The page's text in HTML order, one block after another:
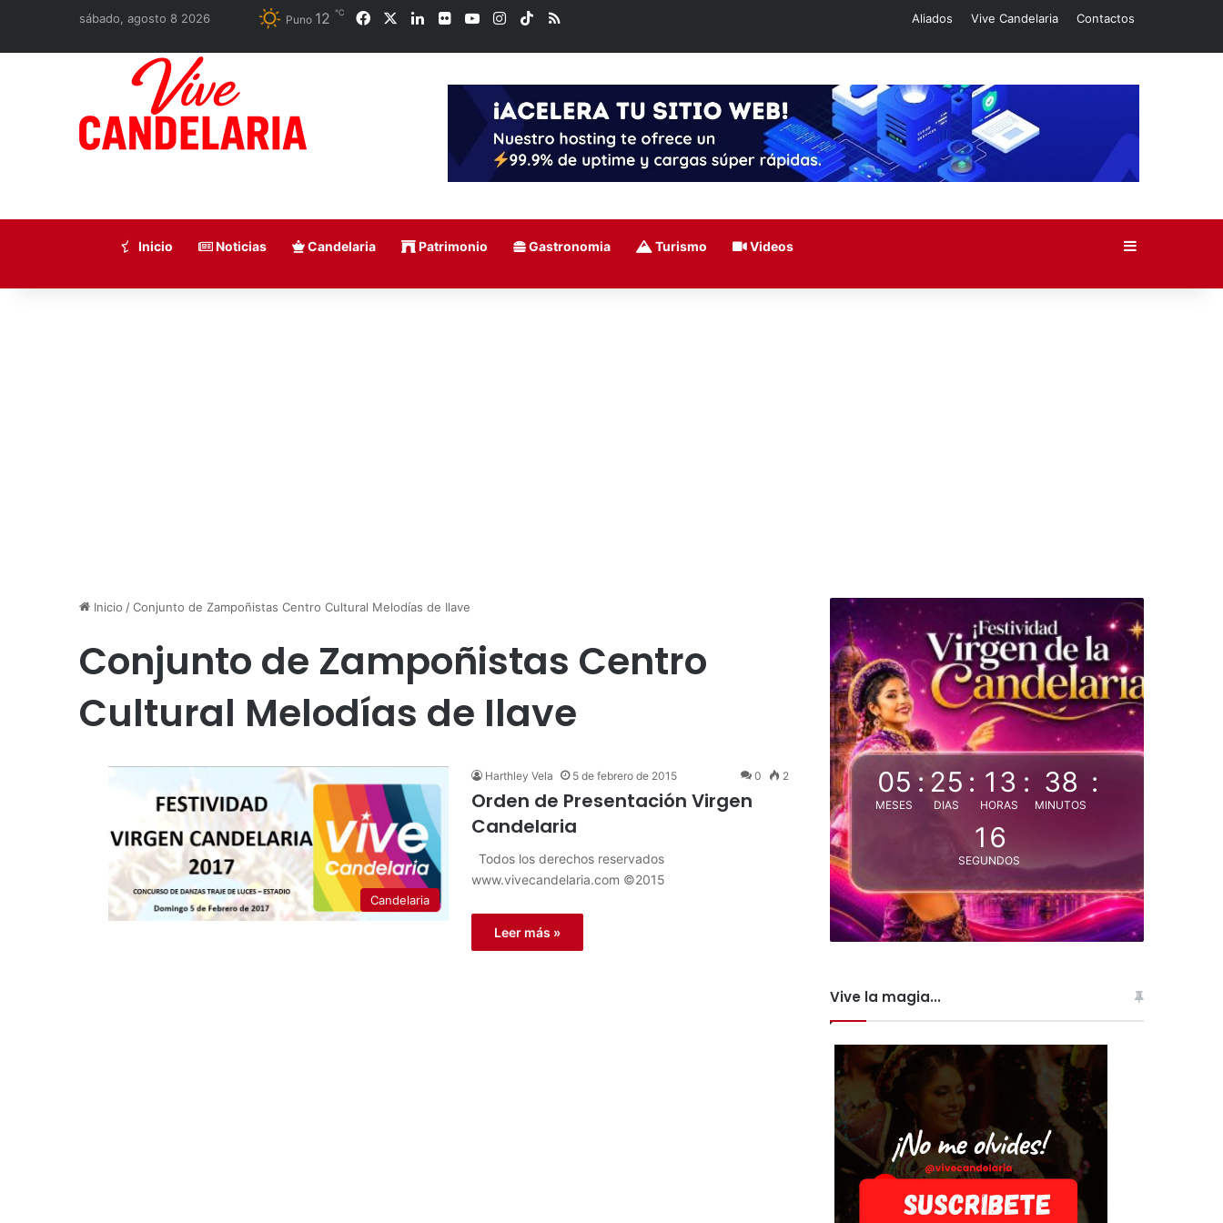
sábado, agosto 8 2026 Puno 12 ℃ Facebook LinkedIn
Flickr YouTubeInstagram
TikTokRSS Aliados Vive Candelaria Contactos
Inicio Noticias Candelaria Patrimonio Gastronomia Turismo Videos
Inicio /Conjunto de Zampoñistas Centro Cultural Melodías de Ilave
Conjunto de Zampoñistas Centro
Cultural Melodías de Ilave
Candelaria
Harthley Vela 5 de febrero de 2015 0 2
Orden de Presentación Virgen
Candelaria
Todos los derechos reservados
www.vivecandelaria.com ©2015
Leer más »
05
MESES
: 25
DIAS
: 13
HORAS
: 38
MINUTOS
:
16
SEGUNDOS
Vive la magia...